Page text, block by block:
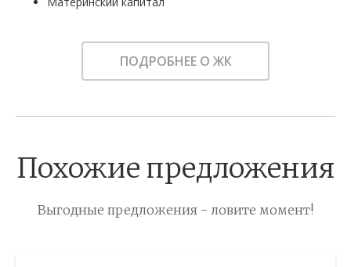
ПОДРОБНЕЕ О ЖК
Похожие предложения
Выгодные предложения - ловите момент!